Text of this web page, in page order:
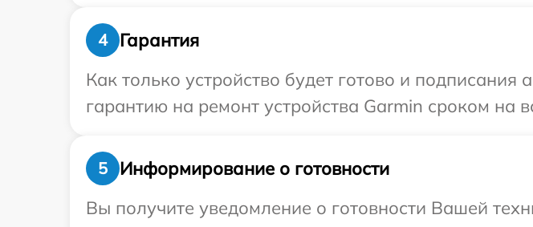
4
Гарантия
Как только устройство будет готово и
гарантию на ремонт устройства Garmin сроком на
5
Информирование о готовности
Вы получите уведомление о готовности Вашей